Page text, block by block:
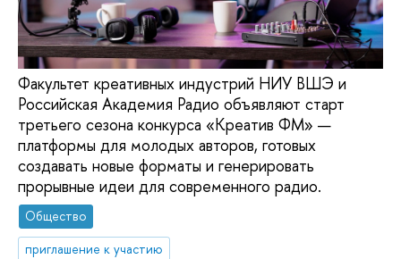
Факультет креативных индустрий НИУ ВШЭ и
Российская Академия Радио объявляют старт
третьего сезона конкурса «Креатив ФМ» —
платформы для молодых авторов, готовых
создавать новые форматы и генерировать
прорывные идеи для современного радио.
Общество
приглашение к участию